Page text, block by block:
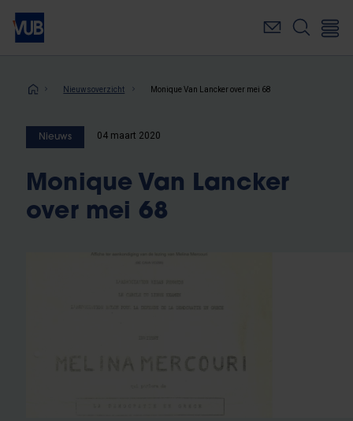
Overslaan
naar
inhoudKruimelpad
Nieuwsoverzicht Monique Van Lancker over mei 68
Nieuws 04 maart 2020
Monique Van Lancker
over mei 68